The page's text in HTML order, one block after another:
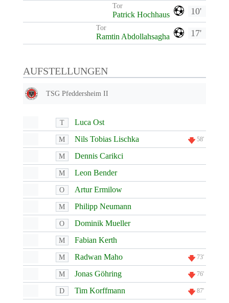
10'
Tor
Patrick Hochhaus
17'
Tor
Ramtin Abdollahsagha
AUFSTELLUNGEN
TSG Pfeddersheim II
T Luca Ost
M Nils Tobias Lischka 58'
M Dennis Carikci
M Leon Bender
O Artur Ermilow
M Philipp Neumann
O Dominik Mueller
M Fabian Kerth
M Radwan Maho 73'
M Jonas Göhring 76'
D Tim Korffmann 87'